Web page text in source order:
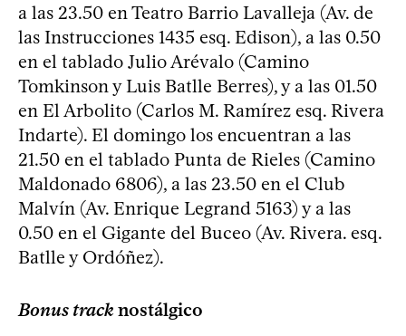
a las 23.50 en Teatro Barrio Lavalleja (Av. de
las Instrucciones 1435 esq. Edison), a las 0.50
en el tablado Julio Arévalo (Camino
Tomkinson y Luis Batlle Berres), y a las 01.50
en El Arbolito (Carlos M. Ramírez esq. Rivera
Indarte). El domingo los encuentran a las
21.50 en el tablado Punta de Rieles (Camino
Maldonado 6806), a las 23.50 en el Club
Malvín (Av. Enrique Legrand 5163) y a las
0.50 en el Gigante del Buceo (Av. Rivera. esq.
Batlle y Ordóñez).
Bonus track nostálgico